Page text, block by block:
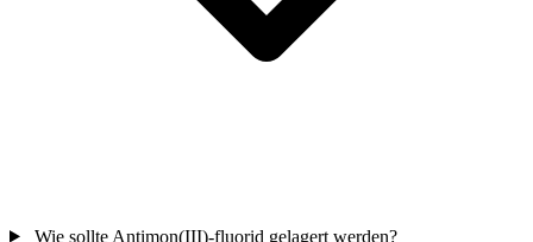
Wie sollte Antimon(III)-fluorid gelagert werden?